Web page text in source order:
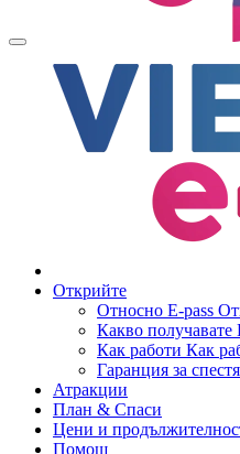
Открийте
Относно E-pass
Какво получавате
Как работи Как
Гаранция за
Атракции
План & Спаси
Цени и
Помощ